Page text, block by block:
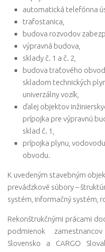
automatická telefónna
trafostanica,
budova rozvodov
výpravná budova,
sklady č. 1 a č. 2,
budova traťového
skladom technických
univerzálny vozík,
ďalej objektov
prípojka pre výpravnú
sklad č. 1,
prípojka plynu,
obvodu.
K uvedeným stavebným
prevádzkové súbory –
systém, informačný systém,
Rekonštrukčnými prácami
podmienok
Slovensko a CARGO